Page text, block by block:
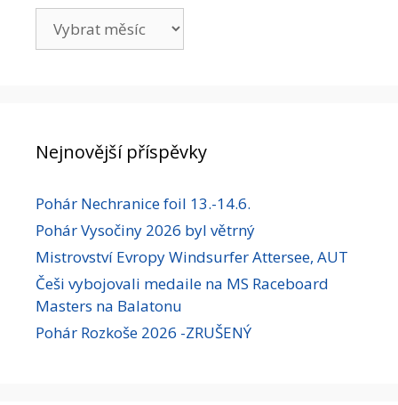
Nejnovější příspěvky
Pohár Nechranice foil 13.-14.6.
Pohár Vysočiny 2026 byl větrný
Mistrovství Evropy Windsurfer Attersee, AUT
Češi vybojovali medaile na MS Raceboard
Masters na Balatonu
Pohár Rozkoše 2026 -ZRUŠENÝ